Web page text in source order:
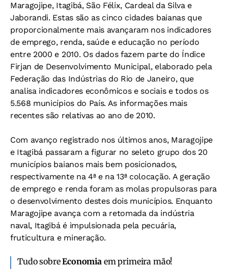
Maragojipe, Itagibá, São Félix, Cardeal da Silva e
Jaborandi. Estas são as cinco cidades baianas que
proporcionalmente mais avançaram nos indicadores
de emprego, renda, saúde e educação no período
entre 2000 e 2010. Os dados fazem parte do Índice
Firjan de Desenvolvimento Municipal, elaborado pela
Federação das Indústrias do Rio de Janeiro, que
analisa indicadores econômicos e sociais e todos os
5.568 municípios do País. As informações mais
recentes são relativas ao ano de 2010.
Com avanço registrado nos últimos anos, Maragojipe
e Itagibá passaram a figurar no seleto grupo dos 20
municípios baianos mais bem posicionados,
respectivamente na 4ª e na 13ª colocação. A geração
de emprego e renda foram as molas propulsoras para
o desenvolvimento destes dois municípios. Enquanto
Maragojipe avança com a retomada da indústria
naval, Itagibá é impulsionada pela pecuária,
fruticultura e mineração.
Tudo sobreEconomiaem primeira mão!